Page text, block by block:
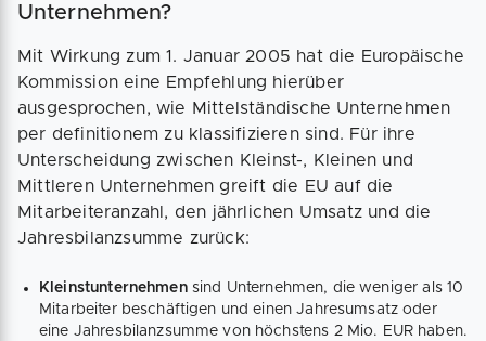
Unternehmen?
Mit Wirkung zum 1. Januar 2005 hat die Europäische
Kommission eine Empfehlung hierüber
ausgesprochen, wie Mittelständische Unternehmen
per definitionem zu klassifizieren sind. Für ihre
Unterscheidung zwischen Kleinst-, Kleinen und
Mittleren Unternehmen greift die EU auf die
Mitarbeiteranzahl, den jährlichen Umsatz und die
Jahresbilanzsumme zurück:
Kleinstunternehmensind Unternehmen, die weniger als 10
Mitarbeiter beschäftigen und einen Jahresumsatz oder
eine Jahresbilanzsumme von höchstens 2 Mio. EUR haben.